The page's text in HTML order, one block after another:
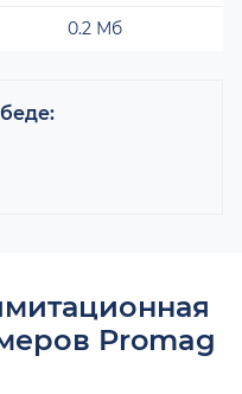
0.2 Мб
Promag